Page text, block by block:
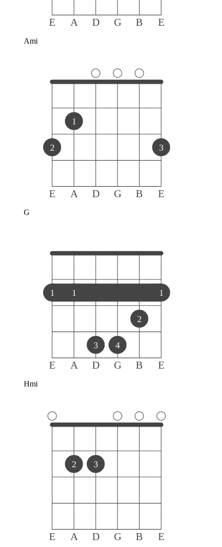
E A D G B E
Ami
E A D G B E
2
1
3
G
E A D G B E
1 1 1
3 4
2
Hmi
E A D G B E
2 3